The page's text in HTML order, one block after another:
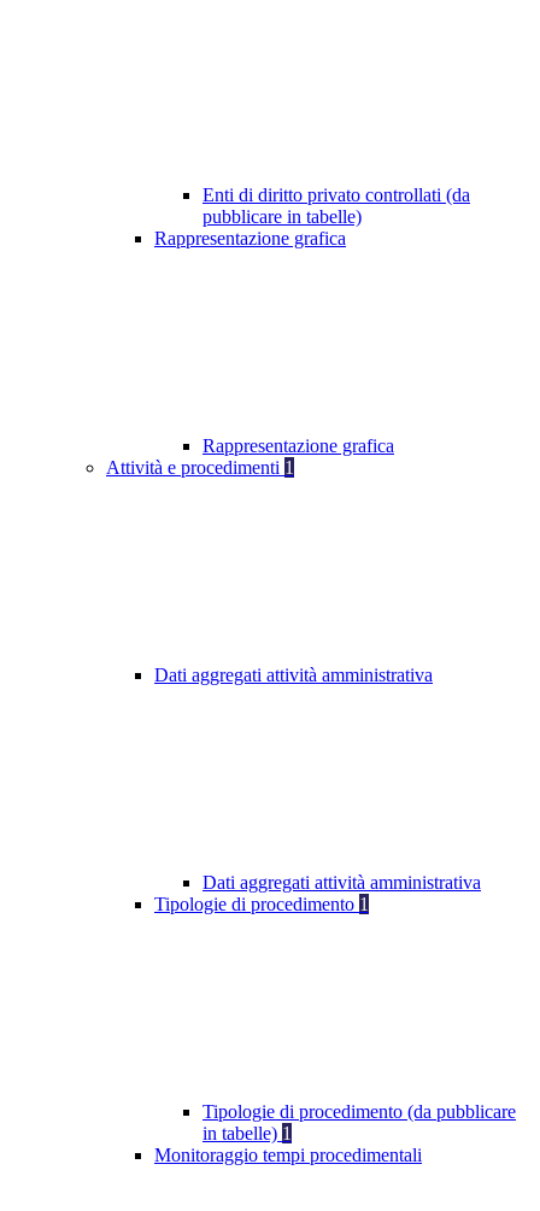
Enti di diritto privato controllati (da
pubblicare in tabelle)
Rappresentazione grafica
Rappresentazione grafica
Attività e procedimenti 1
Dati aggregati attività amministrativa
Dati aggregati attività amministrativa
Tipologie di procedimento 1
Tipologie di procedimento (da pubblicare
in tabelle) 1
Monitoraggio tempi procedimentali